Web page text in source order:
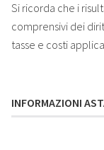
Si ricorda che i
comprensivi dei
tasse e costi
INFORMAZIONI